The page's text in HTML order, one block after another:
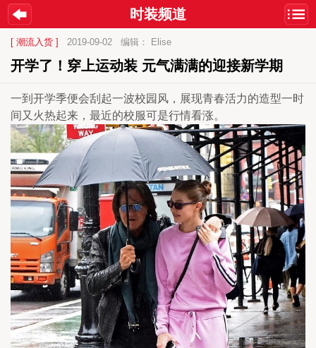
时装频道
[ 潮流入货 ] 2019-09-02 编辑： Elise
开学了！穿上运动装 元气满满的迎接新学期
一到开学季便会刮起一波校园风，展现青春活力的造型一时
间又火热起来，最近的校服可是行情看涨。